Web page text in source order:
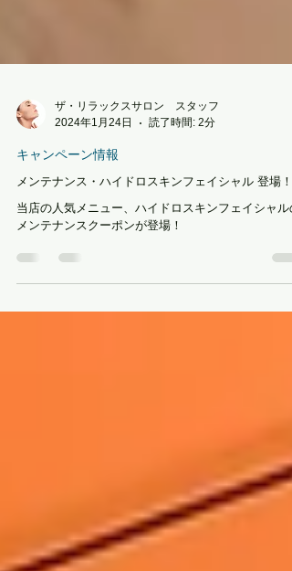
ザ・リラックスサロン スタッフ
2024年1月24日
読了時間: 2分
キャンペーン情報
当店の人気メニュー、ハイドロスキンフェイシャル
メンテナンスクーポンが登場！